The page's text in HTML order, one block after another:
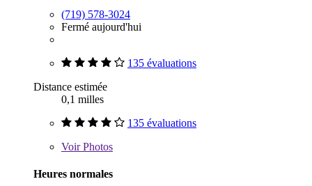
(719) 578-3024
Fermé aujourd'hui
135 évaluations
Distance estimée
0,1 milles
135 évaluations
VoirPhotos
Heures normales